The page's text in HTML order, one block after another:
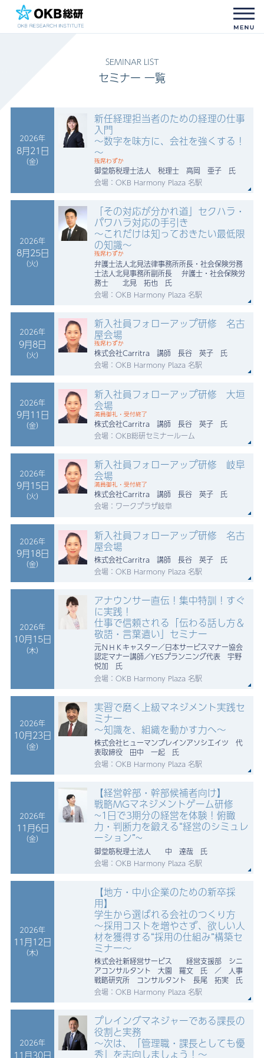
セミナー 一覧
2026年
8月21日
（金）
新任経理担当者のための経理の仕事
入門
～数字を味方に、会社を強くする！
～
残席わずか
御堂筋税理士法人 税理士 高岡 亜子 氏
会場：OKB Harmony Plaza 名駅
2026年
8月25日
（火）
「その対応が分かれ道」セクハラ・
パワハラ対応の手引き
～これだけは知っておきたい最低限
の知識～
残席わずか
弁護士法人北見法律事務所所長・社会保険労務
士法人北見事務所副所長 弁護士・社会保険労
務士 北見 拓也 氏
会場：OKB Harmony Plaza 名駅
2026年
9月8日
（火）
新入社員フォローアップ研修 名古
屋会場
残席わずか
株式会社Carritra 講師 長谷 英子 氏
会場：OKB Harmony Plaza 名駅
2026年
9月11日
（金）
新入社員フォローアップ研修 大垣
会場
満員御礼・受付終了
株式会社Carritra 講師 長谷 英子 氏
会場：OKB総研セミナールーム
2026年
9月15日
（火）
新入社員フォローアップ研修 岐阜
会場
満員御礼・受付終了
株式会社Carritra 講師 長谷 英子 氏
会場：ワークプラザ岐阜
2026年
9月18日
（金）
新入社員フォローアップ研修 名古
屋会場
株式会社Carritra 講師 長谷 英子 氏
会場：OKB Harmony Plaza 名駅
2026年
10月15日
（木）
アナウンサー直伝！集中特訓！すぐ
に実践！
仕事で信頼される「伝わる話し方＆
敬語・言葉遣い」セミナー
元ＮＨＫキャスター／日本サービスマナー協会
認定マナー講師／YESプランニング代表 宇野
悦加 氏
会場：OKB Harmony Plaza 名駅
2026年
10月23日
（金）
実習で磨く上級マネジメント実践セ
ミナー
～知識を、組織を動かす力へ～
株式会社ヒューマンブレインアソシエイツ 代
表取締役 田中 一起 氏
会場：OKB Harmony Plaza 名駅
2026年
11月6日
（金）
【経営幹部・幹部候補者向け】
戦略MGマネジメントゲーム研修
~1日で3期分の経営を体験！俯瞰
力・判断力を鍛える“経営のシミュレ
ーション”~
御堂筋税理士法人 中 達哉 氏
会場：OKB Harmony Plaza 名駅
2026年
11月12日
（木）
【地方・中小企業のための新卒採
用】
学生から選ばれる会社のつくり方
～採用コストを増やさず、欲しい人
材を獲得する“採用の仕組み”構築セ
ミナー～
株式会社新経営サービス 経営支援部 シニ
アコンサルタント 大園 羅文 氏 ／ 人事
戦略研究所 コンサルタント 長尾 拓実 氏
会場：OKB Harmony Plaza 名駅
2026年
11月30日
プレイングマネジャーである課長の
役割と実務
～次は、「管理職・課長としても優
秀」を志向しましょう！～